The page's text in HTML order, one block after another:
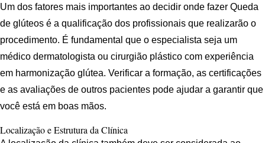
Um dos fatores mais importantes ao decidir onde fazer Queda
de glúteos é a qualificação dos profissionais que realizarão o
procedimento. É fundamental que o especialista seja um
médico dermatologista ou cirurgião plástico com experiência
em harmonização glútea. Verificar a formação, as certificações
e as avaliações de outros pacientes pode ajudar a garantir que
você está em boas mãos.
Localização e Estrutura da Clínica